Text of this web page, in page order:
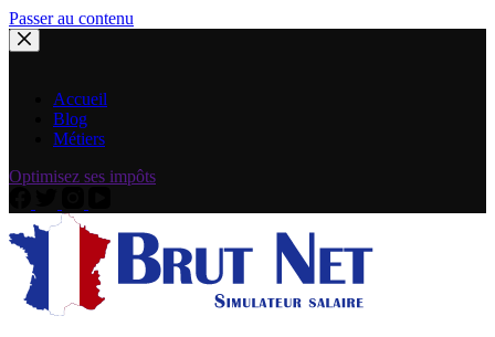
Passer au contenu
Accueil
Blog
Métiers
Optimisez ses impôts